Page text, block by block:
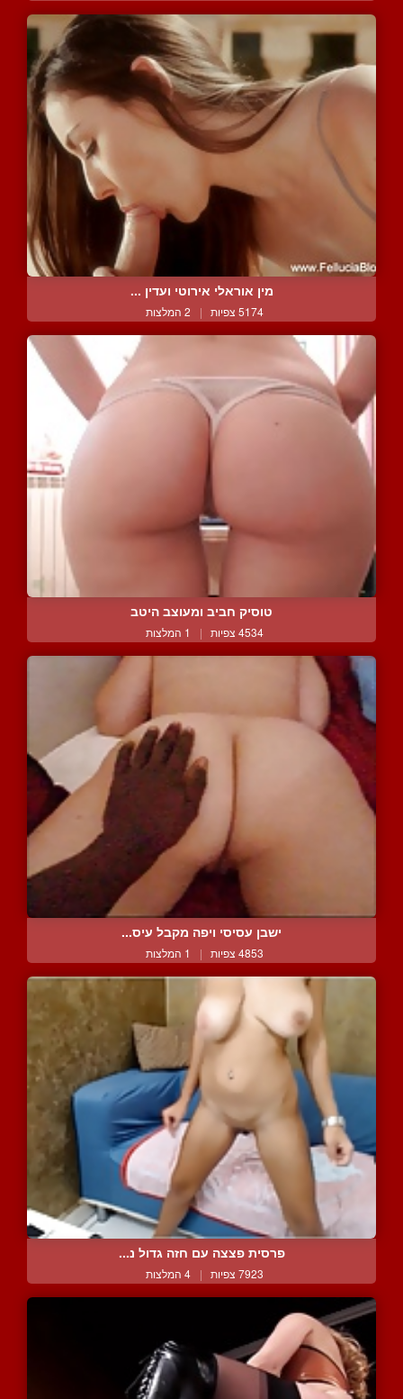
מין אוראלי אירוטי ועדין ...
5174 צפיות | 2 המלצות
טוסיק חביב ומעוצב היטב
4534 צפיות | 1 המלצות
ישבן עסיסי ויפה מקבל עיס...
4853 צפיות | 1 המלצות
פרסית פצצה עם חזה גדול נ...
7923 צפיות | 4 המלצות